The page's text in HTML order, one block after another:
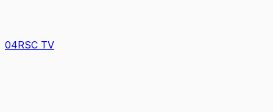
04RSC TV